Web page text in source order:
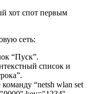
хот спот первым
сеть:
“Пуск”.
список и
“netsh wlan set